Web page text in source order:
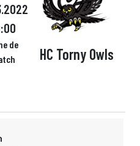
de
HC Torny Owls